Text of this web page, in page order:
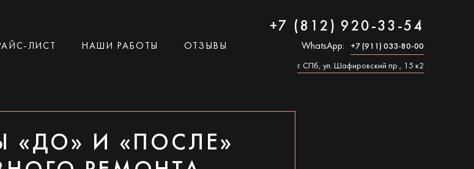
ЛИСТ НАШИ РАБОТЫ ОТЗЫВЫ
+7 (812) 920-33-54
WhatsApp: +7 (911) 033-80-00
г. СПб, ул. Шафировский пр., 15 к2
«ДО» И «ПОСЛЕ»